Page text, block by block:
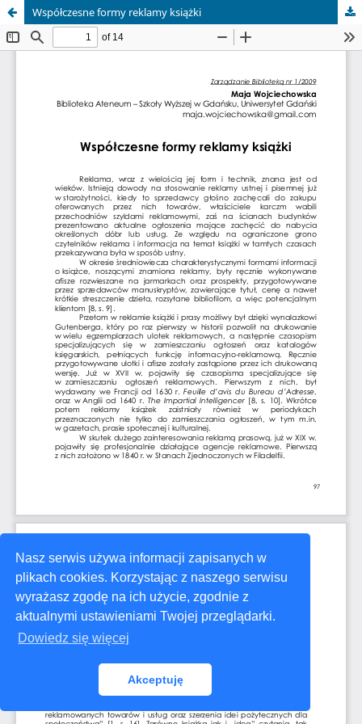
Nasz serwis używa informacji zapisanych w
plikach cookies. Korzystając z naszego serwisu
wyrażasz zgodę na ich użycie, zgodnie z
aktualnymi ustawieniami Twojej przeglądarki.
Dowiedz się więcej
Akceptuję
Współczesne formy reklamy książki